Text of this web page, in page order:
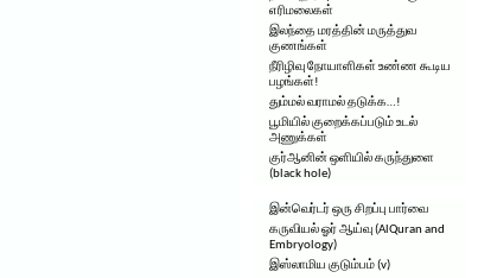
எரிமலைகள்
இலந்தை மரத்தின் மருத்துவ
குணங்கள்
நீரிழிவு நோயாளிகள் உண்ண கூடிய
பழங்கள்!
தும்மல் வராமல் தடுக்க…!
பூமியில் குறைக்கப்படும் உடல்
அணுக்கள்
குர்ஆனின் ஒளியில் கருந்துளை
(black hole)
இன்வெர்டர் ஒரு சிறப்பு பார்வை
கருவியல் ஓர் ஆய்வு (AlQuran and
Embryology)
இஸ்லாமிய குடும்பம் (v)